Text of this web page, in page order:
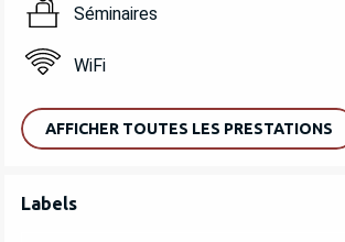
Séminaires
WiFi
AFFICHER TOUTES LES PRESTATIONS
OFFRES DE PRESTATIONS
Labels
Labels